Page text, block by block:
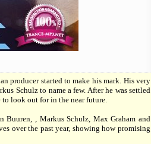
producer started to make his mark. His very
Schulz to name a few. After he was settled
look out for in the near future.
, Markus Schulz, Max Graham and
over the past year, showing how promising